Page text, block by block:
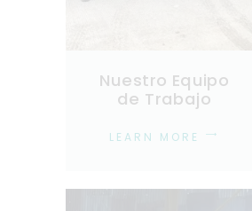
Nuestro Equipo
de Trabajo
LEARN MORE